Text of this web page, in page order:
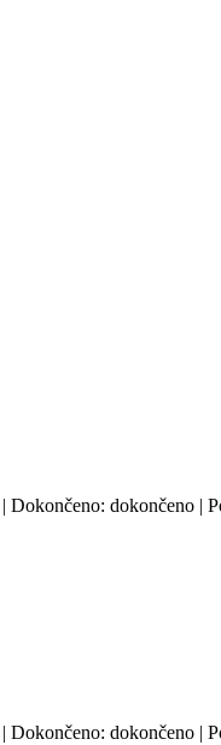
Dokončeno: dokončeno |
Dokončeno: dokončeno |